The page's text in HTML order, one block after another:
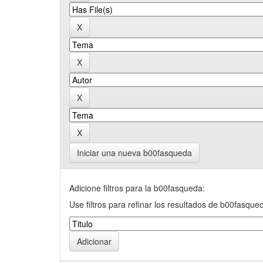
Iniciar una nueva b00fasqueda
Adicione filtros para la b00fasqueda:
Use filtros para refinar los resultados de